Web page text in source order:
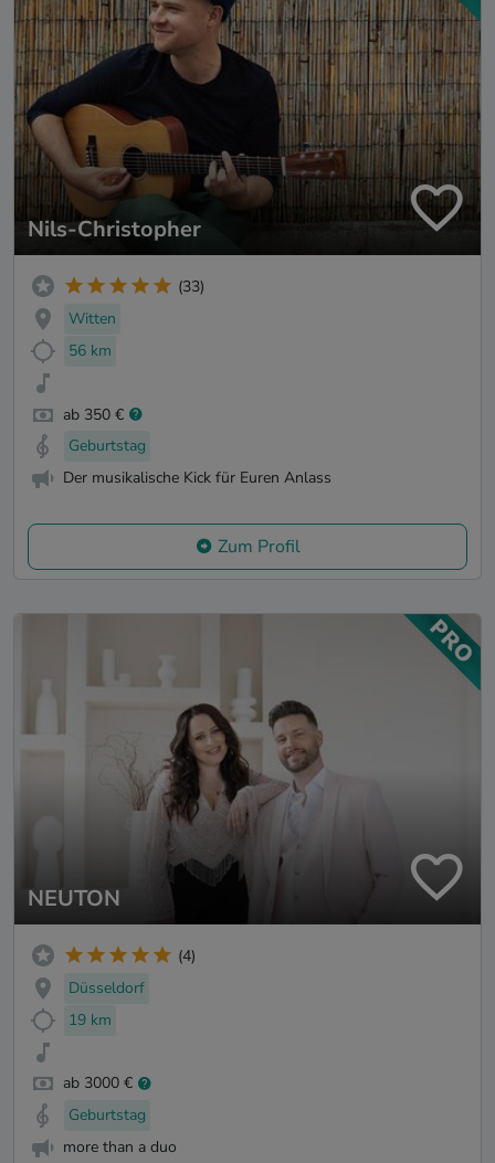
Nils-Christopher
(33)
Witten
56 km
ab 350 €
Geburtstag
Der musikalische Kick für Euren Anlass
Zum Profil
NEUTON
(4)
Düsseldorf
19 km
ab 3000 €
Geburtstag
more than a duo